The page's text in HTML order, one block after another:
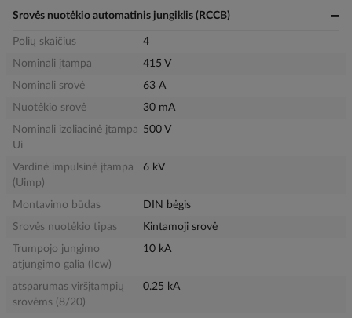
Srovės nuotėkio automatinis jungiklis (RCCB)
Polių skaičius
4
Nominali įtampa
415 V
Nominali srovė
63 A
Nuotėkio srovė
30 mA
Nominali izoliacinė įtampa
Ui
500 V
Vardinė impulsinė įtampa
(Uimp)
6 kV
Montavimo būdas
DIN bėgis
Srovės nuotėkio tipas
Kintamoji srovė
Trumpojo jungimo
atjungimo galia (Icw)
10 kA
atsparumas viršįtampių
srovėms (8/20)
0.25 kA